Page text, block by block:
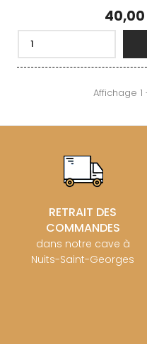
Prix
Affichage
RETRAIT DES
COMMANDES
dans notre cave à
Nuits-Saint-Georges